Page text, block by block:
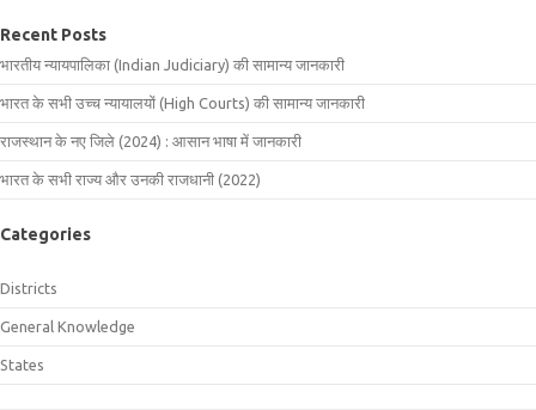
Recent Posts
भारतीय न्यायपालिका (Indian Judiciary) की सामान्य जानकारी
भारत के सभी उच्च न्यायालयों (High Courts) की सामान्य जानकारी
राजस्थान के नए जिले (2024) : आसान भाषा में जानकारी
भारत के सभी राज्य और उनकी राजधानी (2022)
Categories
Districts
General Knowledge
States